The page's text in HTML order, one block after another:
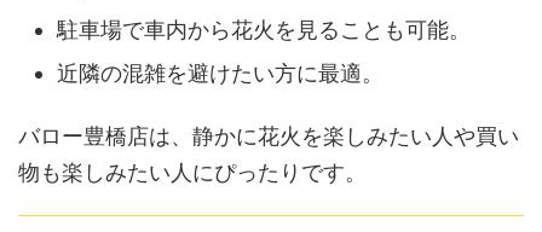
駐車場で車内から花火を見ることも可能。
近隣の混雑を避けたい方に最適。
バロー豊橋店は、静かに花火を楽しみたい人や買い
物も楽しみたい人にぴったりです。